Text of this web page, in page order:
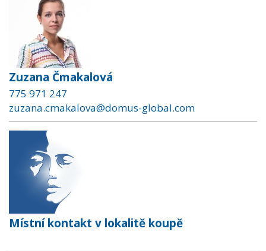
Zuzana Čmakalová
775 971 247
zuzana.cmakalova@domus-global.com
Místní kontakt v lokalitě koupě